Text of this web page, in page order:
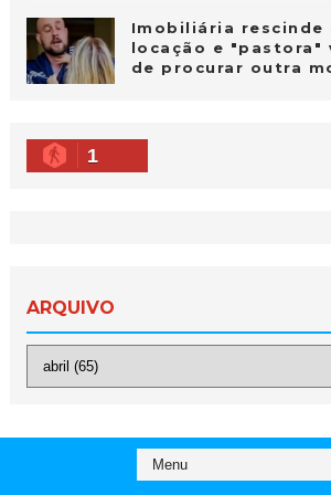
Imobiliária rescinde
locação e "pastora"
de procurar outra
1
ARQUIVO